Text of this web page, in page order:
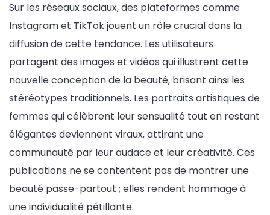
Sur les réseaux sociaux, des plateformes comme
Instagram et TikTok jouent un rôle crucial dans la
diffusion de cette tendance. Les utilisateurs
partagent des images et vidéos qui illustrent cette
nouvelle conception de la beauté, brisant ainsi les
stéréotypes traditionnels. Les portraits artistiques de
femmes qui célèbrent leur sensualité tout en restant
élégantes deviennent viraux, attirant une
communauté par leur audace et leur créativité. Ces
publications ne se contentent pas de montrer une
beauté passe-partout ; elles rendent hommage à
une individualité pétillante.